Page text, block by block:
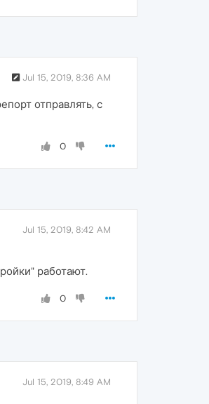
Jul 15, 2019, 8:36 AM
отправлять, с
0
Jul 15, 2019, 8:42 AM
работают.
0
Jul 15, 2019, 8:49 AM